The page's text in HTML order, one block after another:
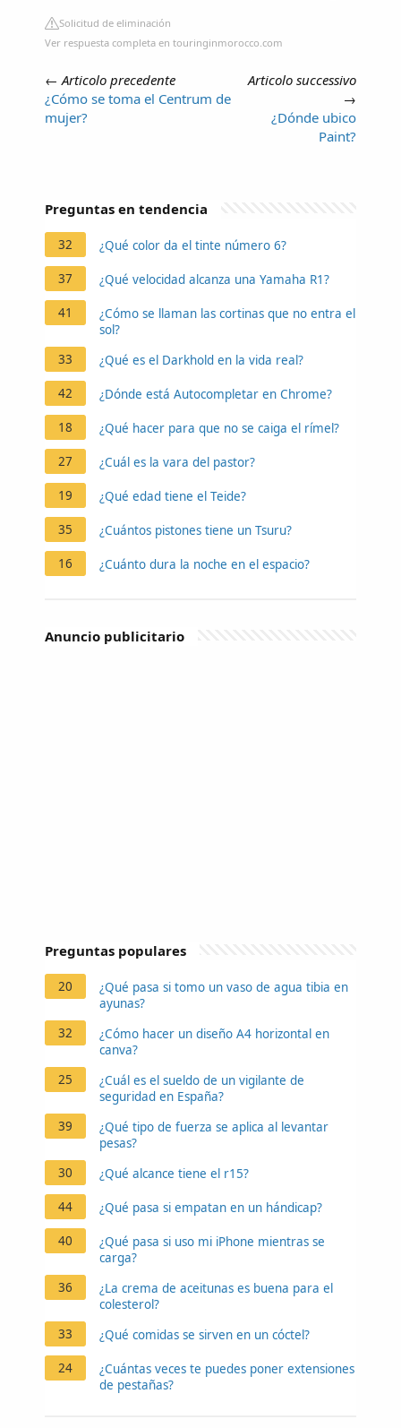
Solicitud de eliminación
Ver respuesta completa en touringinmorocco.com
←Articolo precedente
¿Cómo se toma el Centrum de
mujer?
Articolo successivo
→
¿Dónde ubico
Paint?
Preguntas en tendencia
32 ¿Qué color da el tinte número 6?
37 ¿Qué velocidad alcanza una Yamaha R1?
41
¿Cómo se llaman las cortinas que no entra el
sol?
33
¿Qué es el Darkhold en la vida real?
42 ¿Dónde está Autocompletar en Chrome?
18 ¿Qué hacer para que no se caiga el rímel?
27 ¿Cuál es la vara del pastor?
19 ¿Qué edad tiene el Teide?
35 ¿Cuántos pistones tiene un Tsuru?
16 ¿Cuánto dura la noche en el espacio?
Anuncio publicitario
Preguntas populares
20
¿Qué pasa si tomo un vaso de agua tibia en
ayunas?
32
¿Cómo hacer un diseño A4 horizontal en
canva?
25
¿Cuál es el sueldo de un vigilante de
seguridad en España?
39
¿Qué tipo de fuerza se aplica al levantar
pesas?
30
¿Qué alcance tiene el r15?
44 ¿Qué pasa si empatan en un hándicap?
40
¿Qué pasa si uso mi iPhone mientras se
carga?
36
¿La crema de aceitunas es buena para el
colesterol?
33
¿Qué comidas se sirven en un cóctel?
24
¿Cuántas veces te puedes poner extensiones
de pestañas?